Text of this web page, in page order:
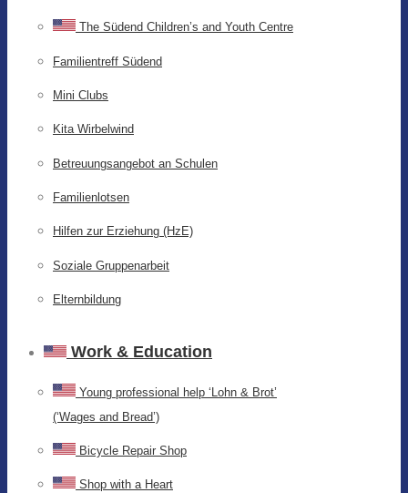
The Südend Children’s and Youth Centre
Familientreff Südend
Mini Clubs
Kita Wirbelwind
Betreuungsangebot an Schulen
Familienlotsen
Hilfen zur Erziehung (HzE)
Soziale Gruppenarbeit
Elternbildung
Work & Education
Young professional help ‘Lohn & Brot’
(‘Wages and Bread’)
Bicycle Repair Shop
Shop with a Heart